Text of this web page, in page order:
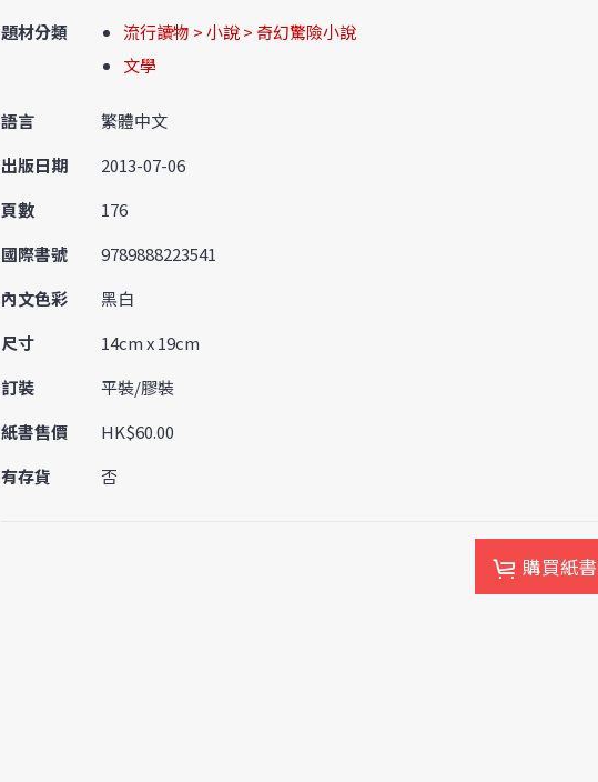
題材分類
流行讀物 > 小說 > 奇幻驚險小說
文學
語言
繁體中文
出版日期
2013-07-06
頁數
176
國際書號
9789888223541
內文色彩
黑白
尺寸
14cm x 19cm
訂裝
平裝/膠裝
紙書售價
HK$60.00
有存貨
否
購買紙書